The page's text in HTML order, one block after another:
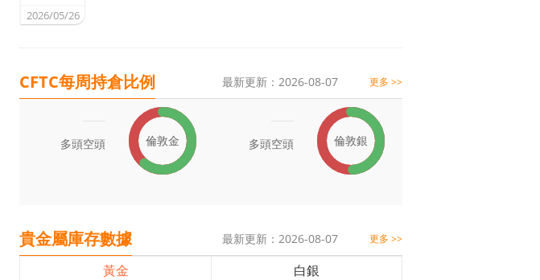
2026/05/26
CFTC每周持倉比例 更多 >>
最新更新：2026-08-07
多頭空頭 倫敦金 多頭空頭 倫敦銀
貴金屬庫存數據 更多 >>
最新更新：2026-08-07
黃金 白銀